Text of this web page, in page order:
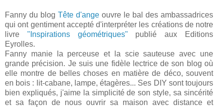
Fanny du blog Tête d'ange ouvre le bal des ambassadrices
qui ont gentiment accepté d'interpréter les créations de notre
livre "Inspirations géométriques" publié aux Editions
Eyrolles.
Fanny manie la perceuse et la scie sauteuse avec une
grande précision. Je suis une fidèle lectrice de son blog où
elle montre de belles choses en matière de déco, souvent
en bois : lit-cabane, lampe, étagères... Ses DIY sont toujours
bien expliqués, j'aime la simplicité de son style, sa sincérité
et sa façon de nous ouvrir sa maison avec distance et